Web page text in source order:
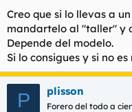
jamón de Jabugo. Había
fisico, dirección,
Lo de fotos o vídeos no
dice la lumi.
Creo que si lo llevas a
mandartelo al "taller" y
Depende del modelo.
Si lo consigues y si no
P plisson
Forero del todo a